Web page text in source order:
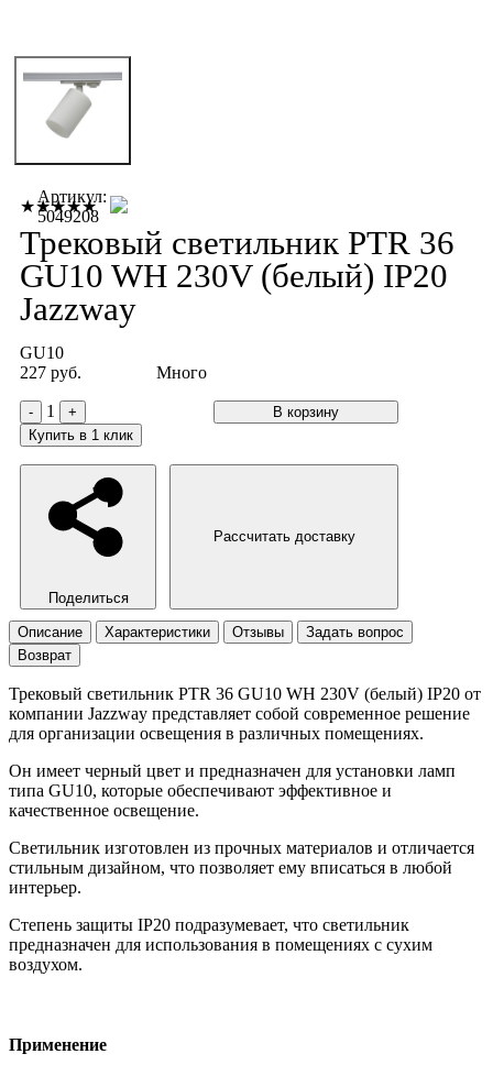
★★★★★
Артикул:
5049208
Трековый светильник PTR 36
GU10 WH 230V (белый) IP20
Jazzway
GU10
227 руб.
Много
- 1 +
В корзину
Купить в 1 клик
Поделиться
Рассчитать доставку
Описание Характеристики Отзывы
Задать вопрос
Возврат
Трековый светильник PTR 36 GU10 WH 230V (белый) IP20 от
компании Jazzway представляет собой современное решение
для организации освещения в различных помещениях.
Он имеет черный цвет и предназначен для установки ламп
типа GU10, которые обеспечивают эффективное и
качественное освещение.
Светильник изготовлен из прочных материалов и отличается
стильным дизайном, что позволяет ему вписаться в любой
интерьер.
Степень защиты IP20 подразумевает, что светильник
предназначен для использования в помещениях с сухим
воздухом.
Применение